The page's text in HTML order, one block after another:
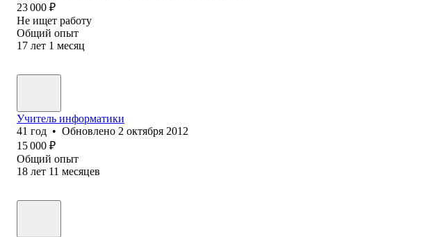
23 000 ₽
Не ищет работу
Общий опыт
17 лет 1 месяц
Учитель информатики
41 год • Обновлено 2 октября 2012
15 000 ₽
Общий опыт
18 лет 11 месяцев